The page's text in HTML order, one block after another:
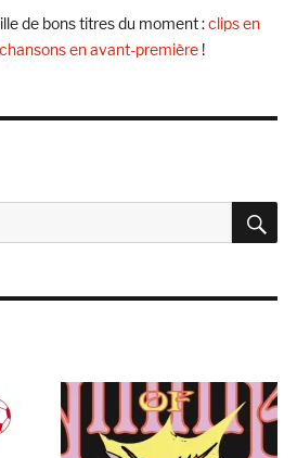
de bons titres du moment :clips en
en avant-première !